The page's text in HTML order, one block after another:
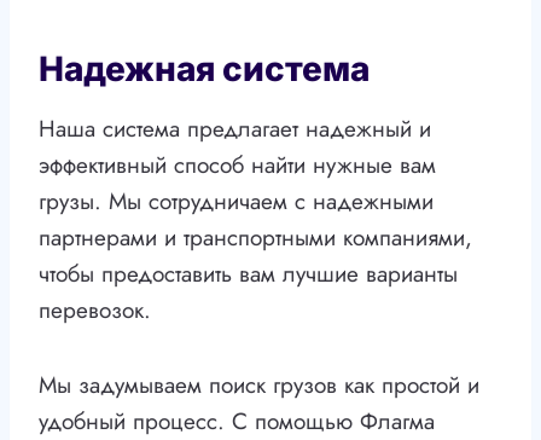
Надежная система
Наша система предлагает надежный и
эффективный способ найти нужные вам
грузы. Мы сотрудничаем с надежными
партнерами и транспортными компаниями,
чтобы предоставить вам лучшие варианты
перевозок.
Мы задумываем поиск грузов как простой и
удобный процесс. С помощью Флагма